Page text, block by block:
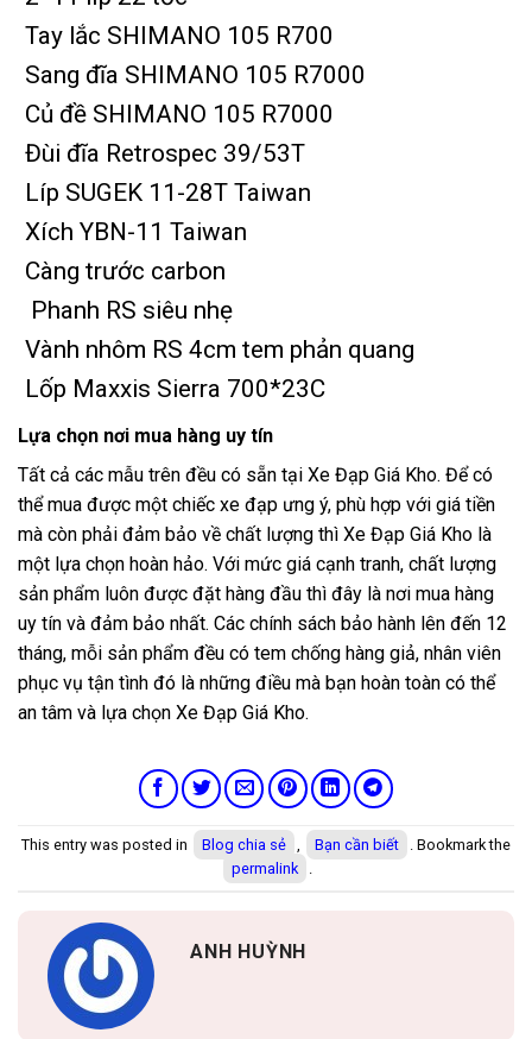
Tay lắc SHIMANO 105 R700
Sang đĩa SHIMANO 105 R7000
Củ đề SHIMANO 105 R7000
Đùi đĩa Retrospec 39/53T
Líp SUGEK 11-28T Taiwan
Xích YBN-11 Taiwan
Càng trước carbon
Phanh RS siêu nhẹ
Vành nhôm RS 4cm tem phản quang
Lốp Maxxis Sierra 700*23C
Lựa chọn nơi mua hàng uy tín
Tất cả các mẫu trên đều có sẵn tại Xe Đạp Giá Kho. Để có
thể mua được một chiếc xe đạp ưng ý, phù hợp với giá tiền
mà còn phải đảm bảo về chất lượng thì Xe Đạp Giá Kho là
một lựa chọn hoàn hảo. Với mức giá cạnh tranh, chất lượng
sản phẩm luôn được đặt hàng đầu thì đây là nơi mua hàng
uy tín và đảm bảo nhất. Các chính sách bảo hành lên đến 12
tháng, mỗi sản phẩm đều có tem chống hàng giả, nhân viên
phục vụ tận tình đó là những điều mà bạn hoàn toàn có thể
an tâm và lựa chọn Xe Đạp Giá Kho.
This entry was posted in Blog chia sẻ Bạn cần biết
. Bookmark the
permalink
ANH HUỲNH